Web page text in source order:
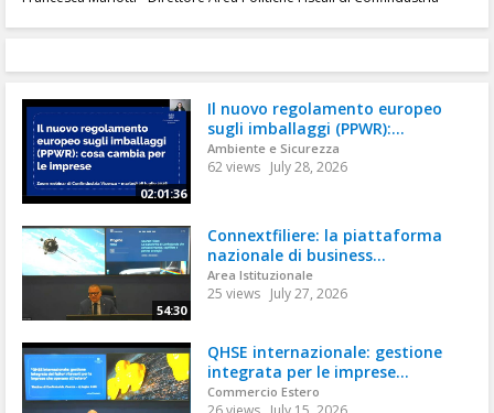
02:01:36
Il nuovo regolamento europeo
sugli imballaggi (PPWR):...
Ambiente e Sicurezza
62 views July 28, 2026
54:30
Connextfiliere: la piattaforma
nazionale di business...
Area Istituzionale
25 views July 27, 2026
QHSE internazionale: gestione
integrata per le imprese...
Commercio Estero